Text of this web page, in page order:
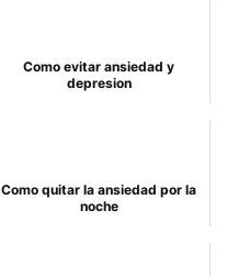
Como evitar ansiedad y
depresion
Como quitar la ansiedad por la
noche